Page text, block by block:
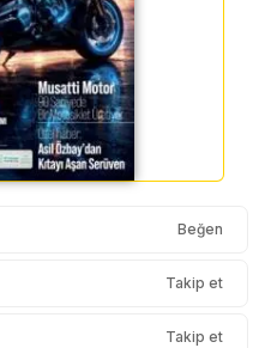
Beğen
Takip et
Takip et